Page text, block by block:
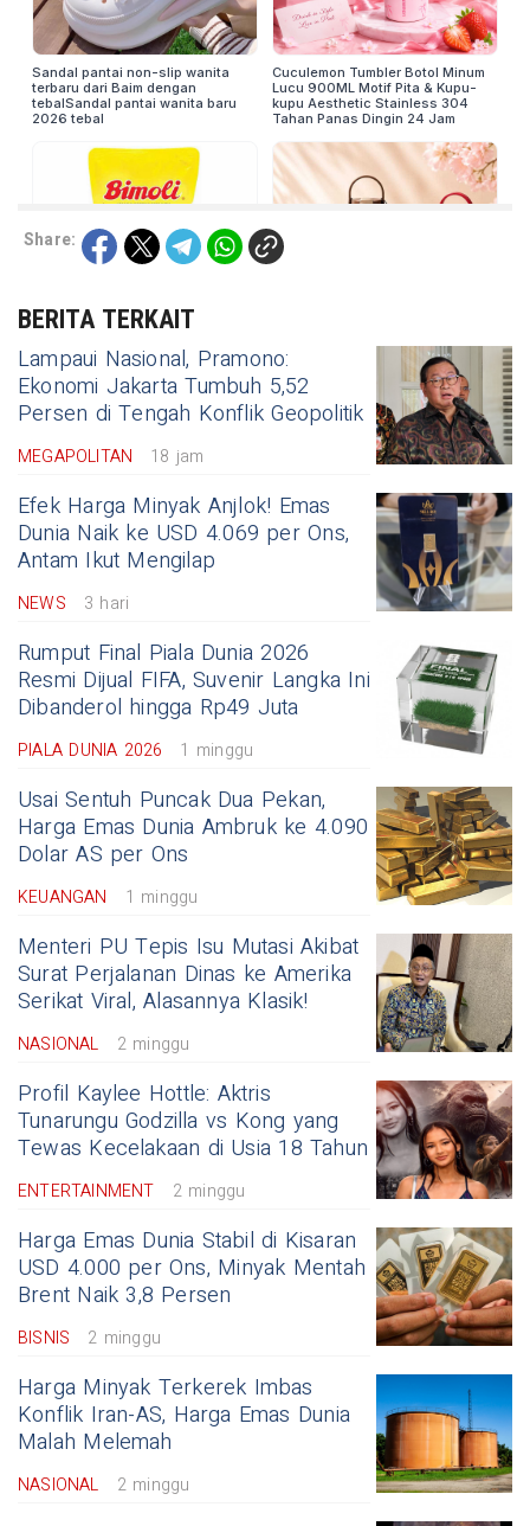
Share:
BERITA TERKAIT
Lampaui Nasional, Pramono:
Ekonomi Jakarta Tumbuh 5,52
Persen di Tengah Konflik Geopolitik
MEGAPOLITAN 18 jam
Efek Harga Minyak Anjlok! Emas
Dunia Naik ke USD 4.069 per Ons,
Antam Ikut Mengilap
NEWS 3 hari
Rumput Final Piala Dunia 2026
Resmi Dijual FIFA, Suvenir Langka Ini
Dibanderol hingga Rp49 Juta
PIALA DUNIA 2026 1 minggu
Usai Sentuh Puncak Dua Pekan,
Harga Emas Dunia Ambruk ke 4.090
Dolar AS per Ons
KEUANGAN 1 minggu
Menteri PU Tepis Isu Mutasi Akibat
Surat Perjalanan Dinas ke Amerika
Serikat Viral, Alasannya Klasik!
NASIONAL 2 minggu
Profil Kaylee Hottle: Aktris
Tunarungu Godzilla vs Kong yang
Tewas Kecelakaan di Usia 18 Tahun
ENTERTAINMENT 2 minggu
Harga Emas Dunia Stabil di Kisaran
USD 4.000 per Ons, Minyak Mentah
Brent Naik 3,8 Persen
BISNIS 2 minggu
Harga Minyak Terkerek Imbas
Konflik Iran-AS, Harga Emas Dunia
Malah Melemah
NASIONAL 2 minggu